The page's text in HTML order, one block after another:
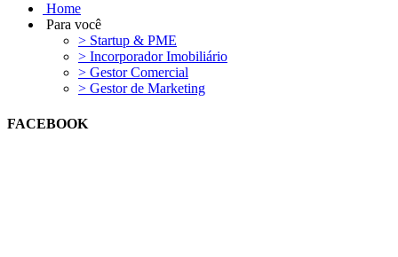
Home
Para você
> Startup & PME
> Incorporador Imobiliário
> Gestor Comercial
> Gestor de Marketing
FACEBOOK